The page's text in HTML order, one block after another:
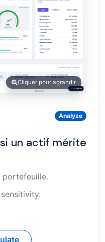
Cliquer pour agrandir
Analyze
un actif mérite
portefeuille.